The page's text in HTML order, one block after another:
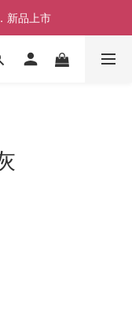
免運
新品上市
免運